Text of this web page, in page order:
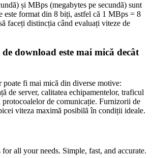
și MBps (megabytes pe secundă) sunt
este format din 8 biți, astfel că 1 MBps = 8
faceți distincția când evaluați viteze de
de download este mai mică decât
poate fi mai mică din diverse motive:
de server, calitatea echipamentelor, traficul
protocoalelor de comunicație. Furnizorii de
viteza maximă posibilă în condiții ideale.
all your needs. Simple, fast, and accurate.